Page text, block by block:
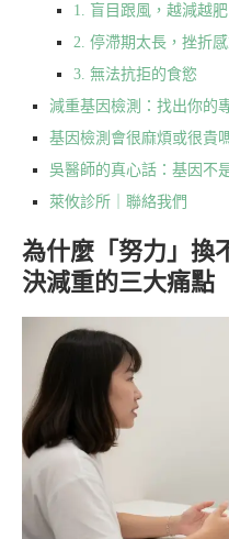
1. 盲目跟風，越減越肥
2. 停滯期太長，挫折
3. 無法抗拒的食慾
減重基因檢測：找出你的
基因檢測會很麻煩或很貴
吳醫師的真心話：基因不
萊攸診所｜聯絡我們
為什麼「努力」換
決減重的三大痛點